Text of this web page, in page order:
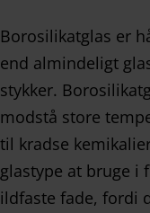
Borosilikatglas er
end almindeligt
stykker.
modstå store
til kradse
glastype at bruge i
ildfaste fade, fordi